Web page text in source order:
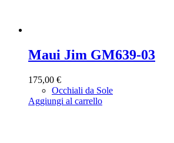
Maui Jim GM639-03
175,00 €
Occhiali da Sole
Aggiungi al carrello